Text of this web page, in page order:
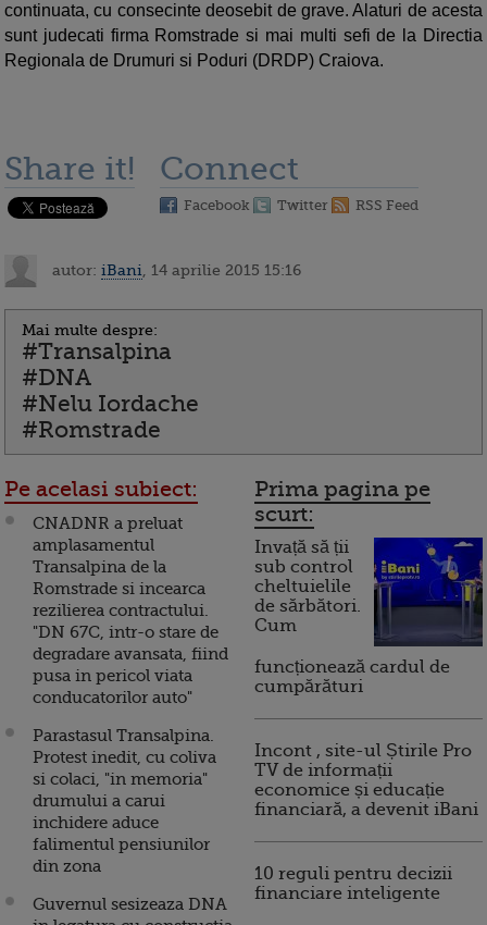
continuata, cu consecinte deosebit de grave. Alaturi de acesta
sunt judecati firma Romstrade si mai multi sefi de la Directia
Regionala de Drumuri si Poduri (DRDP) Craiova.
Share it! Connect
Facebook Twitter RSS Feed
autor: iBani , 14 aprilie 2015 15:16
Mai multe despre:
#Transalpina
#DNA
#Nelu Iordache
#Romstrade
Pe acelasi subiect:
CNADNR a preluat
amplasamentul
Transalpina de la
Romstrade si incearca
rezilierea contractului.
"DN 67C, intr-o stare de
degradare avansata, fiind
pusa in pericol viata
conducatorilor auto"
Parastasul Transalpina.
Protest inedit, cu coliva
si colaci, "in memoria"
drumului a carui
inchidere aduce
falimentul pensiunilor
din zona
Guvernul sesizeaza DNA
Prima pagina pe
scurt:
Invață să ții
sub control
cheltuielile
de sărbători.
Cum
funcționează cardul de
cumpărături
Incont , site-ul Știrile Pro
TV de informații
economice și educație
financiară, a devenit iBani
10 reguli pentru decizii
financiare inteligente